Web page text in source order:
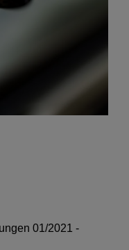
01/2021 -